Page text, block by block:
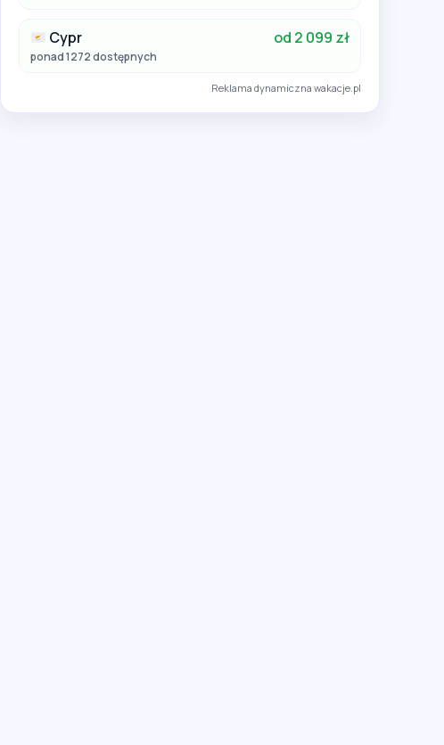
Cypr od 2 099 zł
ponad 1272 dostępnych
Reklama dynamiczna wakacje.pl